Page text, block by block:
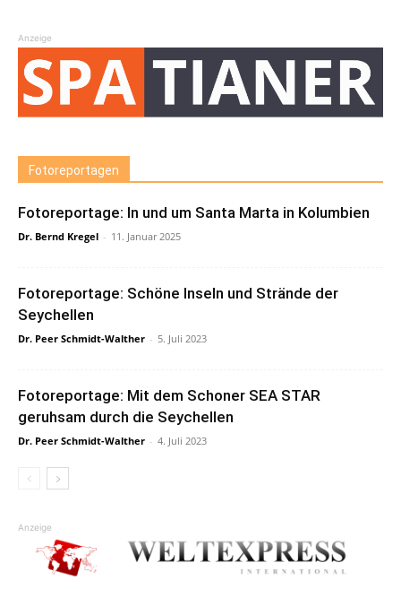
Anzeige
Fotoreportagen
Fotoreportage: In und um Santa Marta in Kolumbien
Dr. Bernd Kregel - 11. Januar 2025
Fotoreportage: Schöne Inseln und Strände der
Seychellen
Dr. Peer Schmidt-Walther - 5. Juli 2023
Fotoreportage: Mit dem Schoner SEA STAR
geruhsam durch die Seychellen
Dr. Peer Schmidt-Walther - 4. Juli 2023
Anzeige